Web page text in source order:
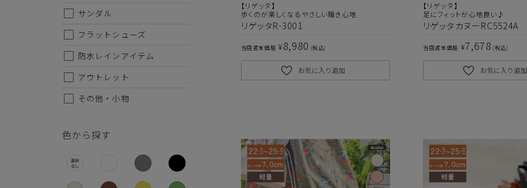
【リゲッタ】
歩くのが楽しくなるやさしい履き心地
リゲッタR-3001
当店通常価格 ¥8,980 税込
お気に入り追加
【リゲッタ】
足にフィットが心地良い♪
リゲッタカヌーRC5524A
当店通常価格 ¥7,678 税込
お気に入り追加
サンダル
フラットシューズ
防水レインアイテム
アウトレット
その他・小物
色から探す
27.5cm
28cm
上記条件で絞り込む